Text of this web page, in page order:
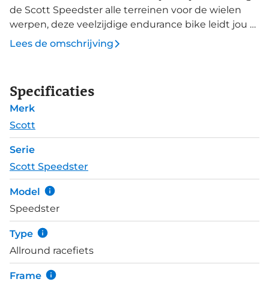
de Scott Speedster alle terreinen voor de wielen
werpen, deze veelzijdige endurance bike leidt jou er
met gemak overheen. Een comfortabele
aluminium racer, met een lichte carbon voorvork en
geleverd met fijne 32mm banden waarmee je zelfs
op licht offroad terrein prima voort komt.
Schijfremmen zijn niet meer weg te denken
tegenwoordig en ook deze budgetvriendelijke
alleskunner remt met altijd functionerende
schijfremmen.
Lees de omschrijving
Specificaties
Merk
Scott
Serie
Scott Speedster
Model
Speedster
Type
Allround racefiets
Frame